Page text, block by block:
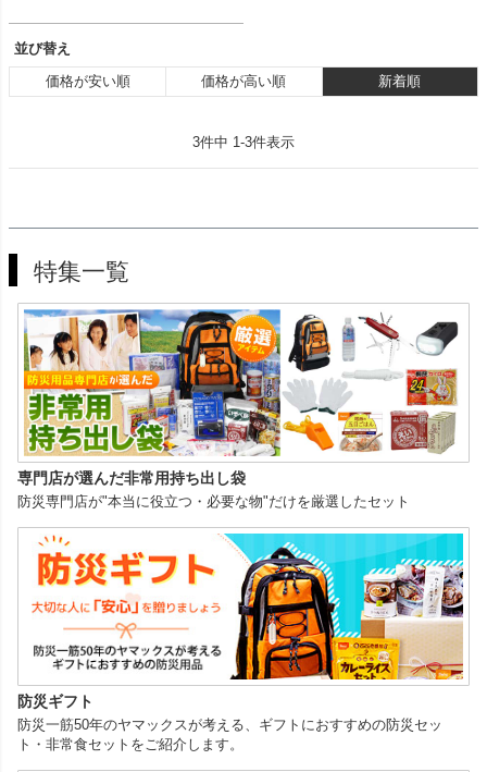
並び替え
価格が安い順 価格が高い順 新着順
3件中 1-3件表示
特集一覧
専門店が選んだ非常用持ち出し袋
防災専門店が"本当に役立つ・必要な物"だけを厳選したセット
防災ギフト
防災一筋50年のヤマックスが考える、ギフトにおすすめの防災セッ
ト・非常食セットをご紹介します。